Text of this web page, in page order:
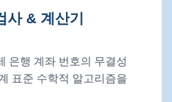
& 계산기
은행 계좌 번호의 무결성
표준 수학적 알고리즘을